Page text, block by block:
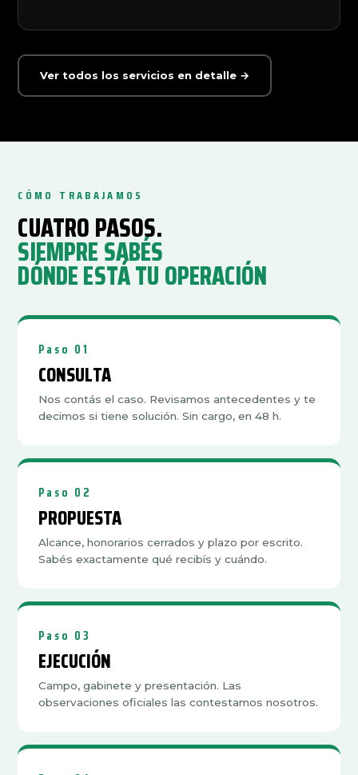
Ver todos los servicios en detalle →
CÓMO TRABAJAMOS
CUATRO PASOS.
SIEMPRE SABÉS
DÓNDE ESTÁ TU OPERACIÓN
Paso 01
CONSULTA
Nos contás el caso. Revisamos antecedentes y te
decimos si tiene solución. Sin cargo, en 48 h.
Paso 02
PROPUESTA
Alcance, honorarios cerrados y plazo por escrito.
Sabés exactamente qué recibís y cuándo.
Paso 03
EJECUCIÓN
Campo, gabinete y presentación. Las
observaciones oficiales las contestamos nosotros.